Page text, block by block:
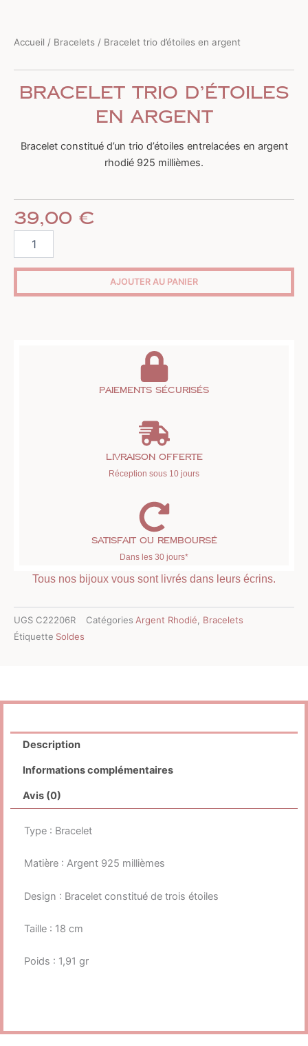
Accueil / Bracelets / Bracelet trio d’étoiles en argent
Bracelet trio d’étoiles
en argent
Bracelet constitué d’un trio d’étoiles entrelacées en argent
rhodié 925 millièmes.
39,00 €
d'étoiles
AJOUTER AU PANIER
Paiements sécurisés
Livraison offerte
Réception sous 10 jours
Satisfait ou remboursé
Dans les 30 jours*
Tous nos bijoux vous sont livrés dans leurs écrins.
UGS C22206R Catégories Argent Rhodié, Bracelets
Étiquette Soldes
Description
Informations complémentaires
Avis (0)
Type : Bracelet
Matière : Argent 925 millièmes
Design : Bracelet constitué de trois étoiles
Taille : 18 cm
Poids : 1,91 gr